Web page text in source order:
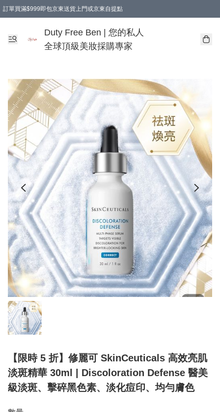
訂單買滿$999即包京東送貨上門或京東自提點
Duty Free Ben | 您的私人
全球頂級美妝採購專家
【限時 5 折】修麗可 SkinCeuticals 高效亮肌
淡斑精華 30ml | Discoloration Defense 醫美
級淡斑、擊碎黑色素、淡化痘印、均勻膚色